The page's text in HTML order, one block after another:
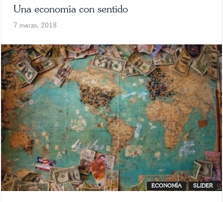
Una economía con sentido
7 marzo, 2018
ECONOMÍA SLIDER